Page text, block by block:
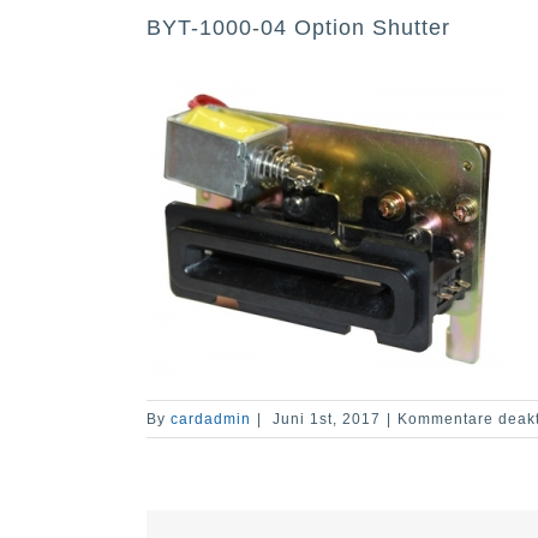
BYT-1000-04 Option Shutter
By cardadmin Juni 1st, 2017 Kommentare